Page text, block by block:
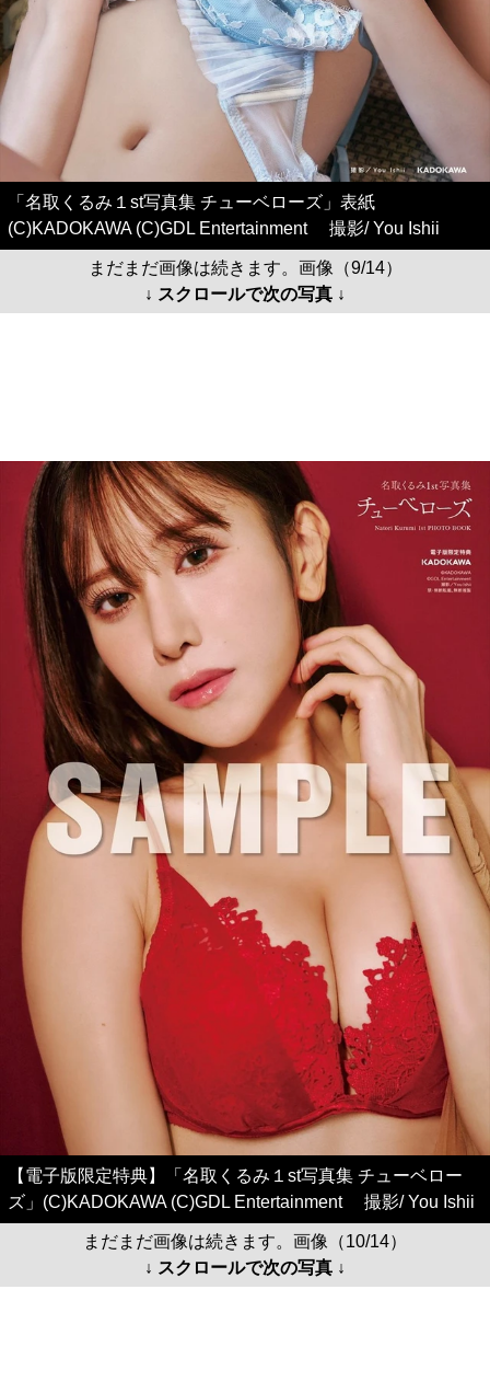
「名取くるみ１st写真集 チューベローズ」表紙
(C)KADOKAWA (C)GDL Entertainment 撮影/ You Ishii
まだまだ画像は続きます。画像（9/14）
↓ スクロールで次の写真 ↓
【電子版限定特典】「名取くるみ１st写真集 チューベロー
ズ」(C)KADOKAWA (C)GDL Entertainment 撮影/ You Ishii
まだまだ画像は続きます。画像（10/14）
↓ スクロールで次の写真 ↓